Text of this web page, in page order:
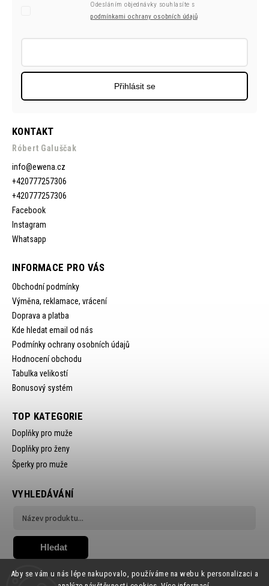
Aby se vám u nás lépe nakupovalo, používáme na webu k personalizaci a
KONTAKT
Róbert Galuščak
info@ewena.cz
+420777257306
+420777257306
Facebook
Instagram
Whatsapp
INFORMACE PRO VÁS
Obchodní podmínky
Výměna, reklamace, vrácení
Doprava a platba
Kde hledat email od nás
Podmínky ochrany osobních údajů
Hodnocení obchodu
Tabulka velikostí
Bonusový systém
Odesláním objednávky souhlasíte s
podmínkami ochrany osobních údajů
Přihlásit se
TOP KATEGORIE
Doplňky pro muže
Doplňky pro ženy
Šperky pro muže
VYHLEDÁVÁNÍ
Hledat